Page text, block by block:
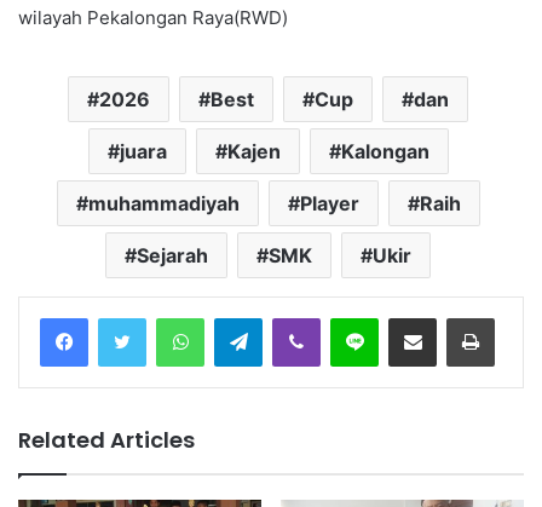
wilayah Pekalongan Raya(RWD)
2026 Best Cup dan
juara Kajen Kalongan
muhammadiyah Player Raih
Sejarah SMK Ukir
Telegram
Related Articles